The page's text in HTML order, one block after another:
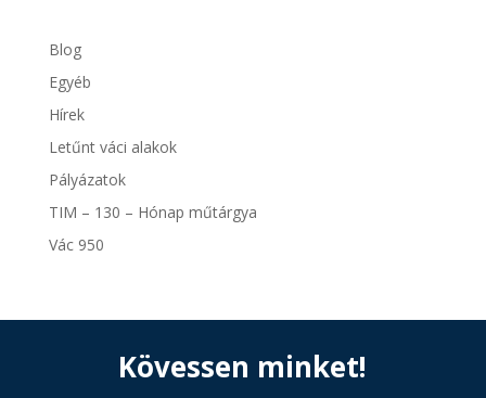
Blog
Egyéb
Hírek
Letűnt váci alakok
Pályázatok
TIM – 130 – Hónap műtárgya
Vác 950
Kövessen minket!